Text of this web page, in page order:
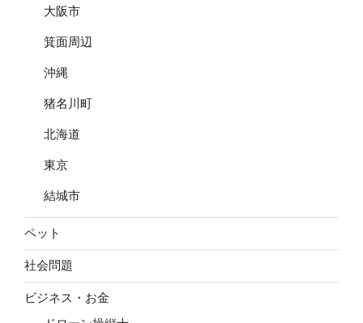
大阪市
箕面周辺
沖縄
猪名川町
北海道
東京
結城市
ペット
社会問題
ビジネス・お金